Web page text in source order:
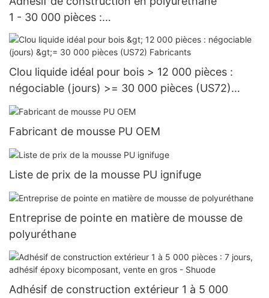
1 - 30 000 pièces :
15 jours > = 30 000 pièces US.3 approvisionnem
ent
Clou liquide idéal pour bois > 12 000 pièces :
négociable (jours) >= 30 000 pièces (US72)
Fabricants
Fabricant de mousse PU OEM
Liste de prix de la mousse PU ignifuge
Entreprise de pointe en matière de mousse de
polyuréthane
Adhésif de construction extérieur 1 à 5 000